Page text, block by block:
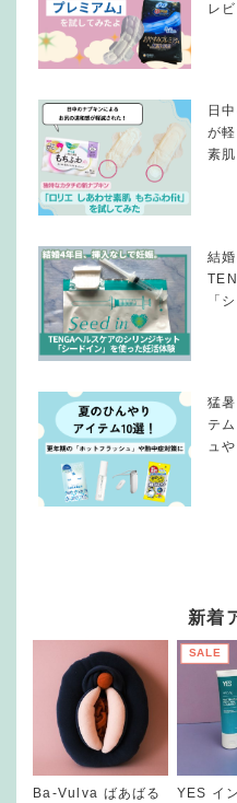
レ
日
が
素
結
「
猛
テ
ュ
新着
Ba-Vulva ばあばる
SALE
YES イ